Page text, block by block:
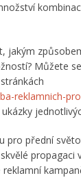
jakým
Můžete
reklamnich-
pro přední
propagaci